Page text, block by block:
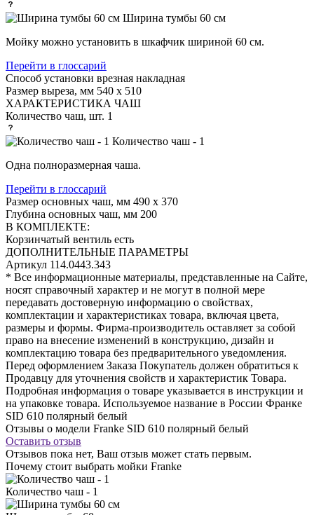
Ширина тумбы 60 см
Мойку можно установить в шкафчик шириной 60 см.
Перейти в глоссарий
Способ установки врезная накладная
Размер выреза, мм 540 х 510
ХАРАКТЕРИСТИКА ЧАШ
Количество чаш, шт. 1
Количество чаш - 1
Одна полноразмерная чаша.
Перейти в глоссарий
Размер основных чаш, мм 490 х 370
Глубина основных чаш, мм 200
В КОМПЛЕКТЕ:
Корзинчатый вентиль есть
ДОПОЛНИТЕЛЬНЫЕ ПАРАМЕТРЫ
Артикул 114.0443.343
* Все информационные материалы, представленные на Сайте,
носят справочный характер и не могут в полной мере
передавать достоверную информацию о свойствах,
комплектации и характеристиках товара, включая цвета,
размеры и формы. Фирма-производитель оставляет за собой
право на внесение изменений в конструкцию, дизайн и
комплектацию товара без предварительного уведомления.
Перед оформлением Заказа Покупатель должен обратиться к
Продавцу для уточнения свойств и характеристик Товара.
Подробная информация о товаре указывается в инструкции и
на упаковке товара. Используемое название в России Франке
SID 610 полярный белый
Отзывы о модели Franke SID 610 полярный белый
Оставить отзыв
Отзывов пока нет, Ваш отзыв может стать первым.
Почему стоит выбрать мойки Franke
Количество чаш - 1